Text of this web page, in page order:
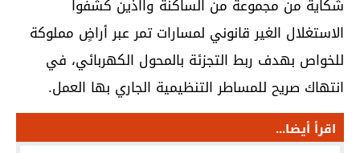
شكاية من مجموعة من الساكنة وااذين كشفوا
الاستغلال الغير قانوني لمسارات تمر عبر أراضٍ مملوكة
للخواص بهدف ربط التجزئة بالمحول الكهربائي، في
انتهاك صريح للمساطر التنظيمية الجاري بها العمل.
اقرأ أيضا...